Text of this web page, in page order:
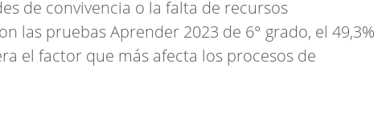
de convivencia o la falta de recursos
las pruebas Aprender 2023 de 6° grado, el 49,3%
el factor que más afecta los procesos de